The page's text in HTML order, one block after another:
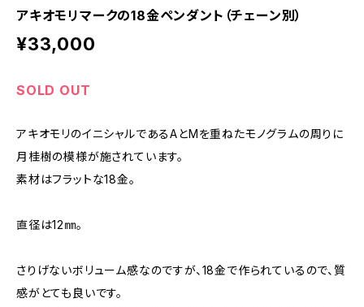
アキオモリマークの18金ペンダント（チェーン別）
¥33,000
SOLD OUT
アキオモリのイニシャルであるAとMを重ねたモノグラムの周りに
月桂樹の模様が施されています。
素材はフラットな18金。
直径は12㎜。
さりげないボリューム感なのですが、18金で作られているので、質
感がとても良いです。